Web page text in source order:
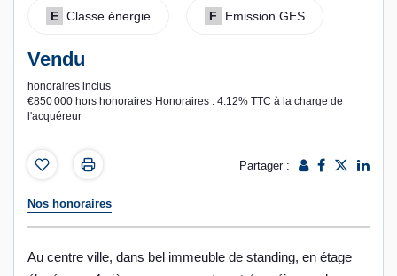
E Classe énergie F Emission GES
Vendu
honoraires inclus
€850 000 hors honoraires Honoraires : 4.12% TTC à la charge de
l'acquéreur
Partager :
Nos honoraires
Au centre ville, dans bel immeuble de standing, en étage